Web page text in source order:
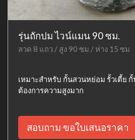
รุ่นถักปม ไวน์แมน 90 ซม.
ลวด 8 แถว / สูง 90 ซม / ห่าง 15 ซม
เหมาะสำหรับ กั้นสวนหย่อม รั้วเตี้ย
ต้องการความสูงมาก
สอบถาม ขอใบเสนอราคา